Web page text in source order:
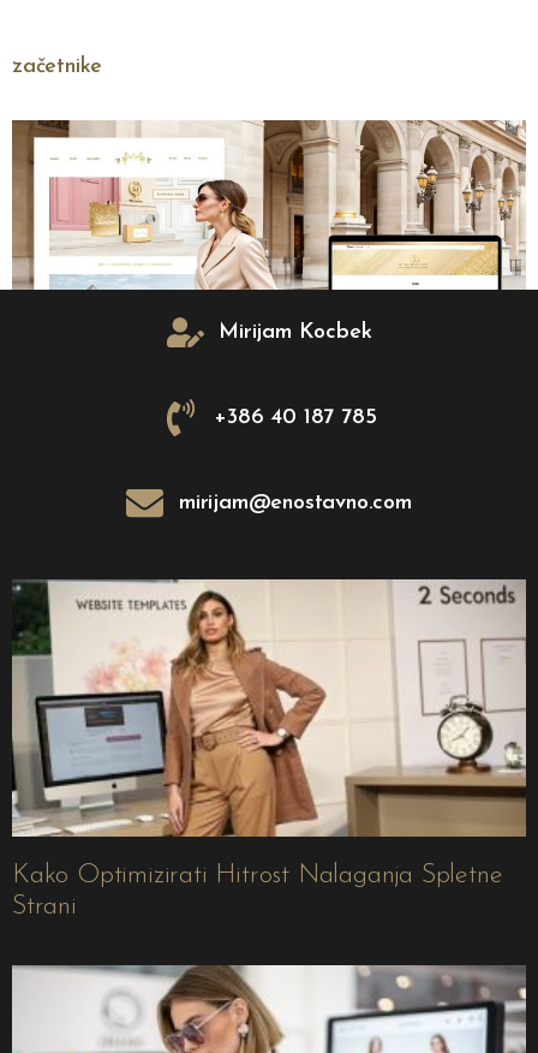
začetnike
Ste kdaj sanjali o svoji spletni strani, pa ne veste, kje
zapletena, kot se morda zdi! Pripravili smo ta jasen
in svojo idejo spremenili v privlačno spletno prisotnost.
Ne verjamete? Gremo skupaj od začetka! ???? 1. Kaj
Mirijam Kocbek
+386 40 187 785
mirijam@enostavno.com
Kako Optimizirati Hitrost Nalaganja Spletne
Strani